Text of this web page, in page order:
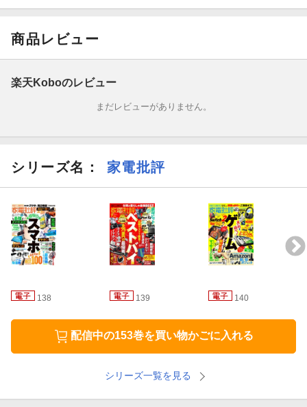
家電批評創刊15周年を記念して、創刊当時の人気企画のひとつ
「家電・ガジェットの高い理由 安いワケ」が復活！ 物価高の現在
い」といった悩みを抱えている人がますます増えているはずで
・今こそ持っておきたい！ 双眼鏡23台ランキング2025
春の足音とともに、ライブやフェスの季節がやってきました！ 今
回はドームやホール、アリーナなど会場ごとにマッチする最適な1
・防災にも普段使いにも！ ポータブル電源ランキング 2025
ほか
【電子書籍版限定特典】鉛筆があっという間に削れてすぐ書け
商品レビュー
楽天Koboのレビュー
まだレビューがありません。
シリーズ名： 家電批評
138 139 140
配信中の153巻を買い物かごに入れる
シリーズ一覧を見る